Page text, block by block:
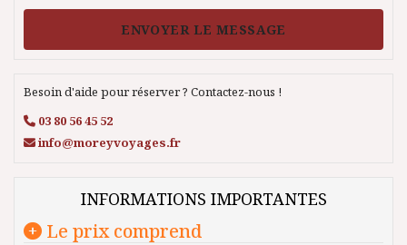
ENVOYER LE MESSAGE
Besoin d'aide pour réserver ? Contactez-nous !
03 80 56 45 52
info@moreyvoyages.fr
INFORMATIONS IMPORTANTES
Le prix comprend